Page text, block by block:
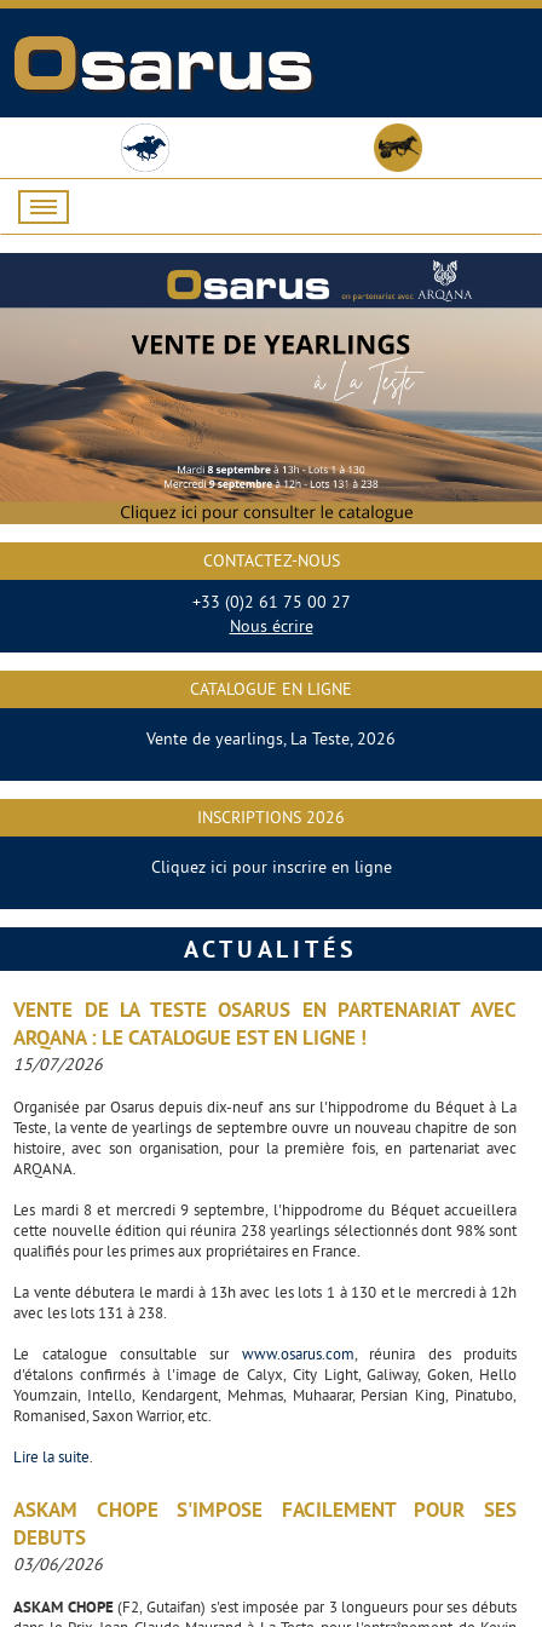
CONTACTEZ-NOUS
+33 (0)2 61 75 00 27
Nous écrire
CATALOGUE EN LIGNE
Vente de yearlings, La Teste, 2026
INSCRIPTIONS 2026
Cliquez ici pour inscrire en ligne
ACTUALITÉS
VENTE DE LA TESTE OSARUS EN PARTENARIAT AVEC
ARQANA : LE CATALOGUE EST EN LIGNE !
15/07/2026
Organisée par Osarus depuis dix-neuf ans sur l'hippodrome du Béquet à La
Teste, la vente de yearlings de septembre ouvre un nouveau chapitre de son
histoire, avec son organisation, pour la première fois, en partenariat avec
ARQANA.
Les mardi 8 et mercredi 9 septembre, l'hippodrome du Béquet accueillera
cette nouvelle édition qui réunira 238 yearlings sélectionnés dont 98% sont
qualifiés pour les primes aux propriétaires en France.
La vente débutera le mardi à 13h avec les lots 1 à 130 et le mercredi à 12h
avec les lots 131 à 238.
Le catalogue consultable sur www.osarus.com , réunira des produits
d'étalons confirmés à l'image de Calyx, City Light, Galiway, Goken, Hello
Youmzain, Intello, Kendargent, Mehmas, Muhaarar, Persian King, Pinatubo,
Romanised, Saxon Warrior, etc.
Lire la suite
ASKAM CHOPE S'IMPOSE FACILEMENT POUR SES
DEBUTS
03/06/2026
ASKAM CHOPE(F2, Gutaifan) s'est imposée par 3 longueurs pour ses débuts